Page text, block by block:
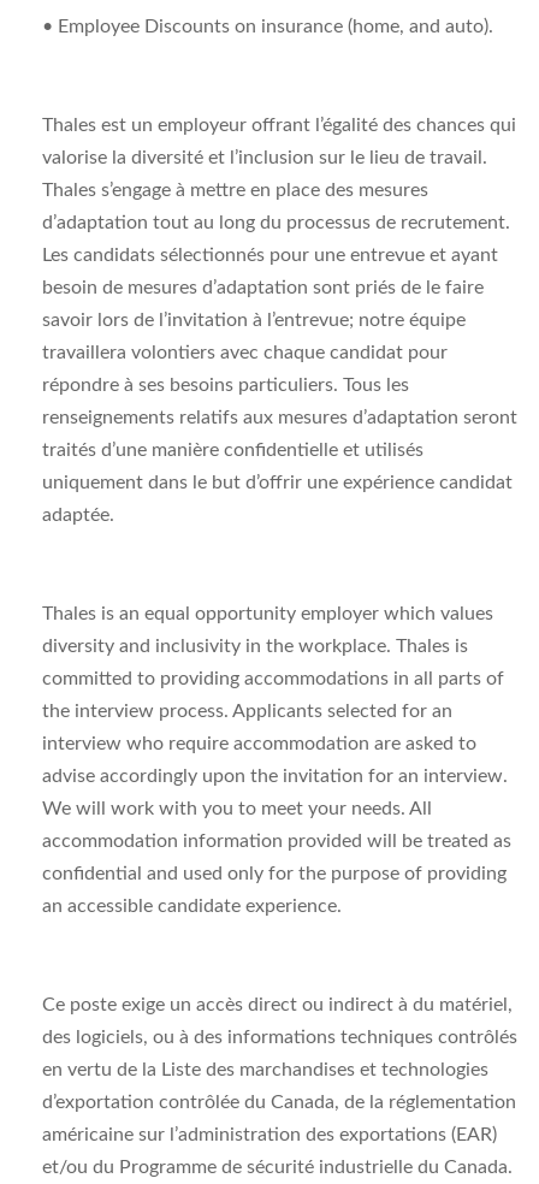
• Employee Discounts on insurance (home, and auto).
Thales est un employeur offrant l’égalité des chances qui
valorise la diversité et l’inclusion sur le lieu de travail.
Thales s’engage à mettre en place des mesures
d’adaptation tout au long du processus de recrutement.
Les candidats sélectionnés pour une entrevue et ayant
besoin de mesures d’adaptation sont priés de le faire
savoir lors de l’invitation à l’entrevue; notre équipe
travaillera volontiers avec chaque candidat pour
répondre à ses besoins particuliers. Tous les
renseignements relatifs aux mesures d’adaptation seront
traités d’une manière confidentielle et utilisés
uniquement dans le but d’offrir une expérience candidat
adaptée.
Thales is an equal opportunity employer which values
diversity and inclusivity in the workplace. Thales is
committed to providing accommodations in all parts of
the interview process. Applicants selected for an
interview who require accommodation are asked to
advise accordingly upon the invitation for an interview.
We will work with you to meet your needs. All
accommodation information provided will be treated as
confidential and used only for the purpose of providing
an accessible candidate experience.
Ce poste exige un accès direct ou indirect à du matériel,
des logiciels, ou à des informations techniques contrôlés
en vertu de la Liste des marchandises et technologies
d’exportation contrôlée du Canada, de la réglementation
américaine sur l’administration des exportations (EAR)
et/ou du Programme de sécurité industrielle du Canada.